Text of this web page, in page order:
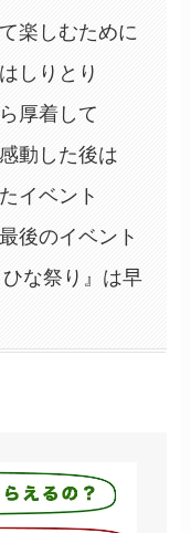
楽しむために
しりとり
厚着して
動した後は
イベント
後のイベント
ひな祭り』は早